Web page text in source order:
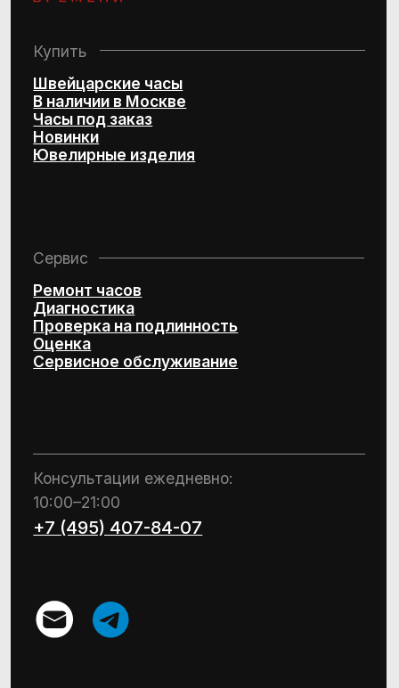
Политика конфиденциальности
Design by Kchtv
© 2016–2025 Project by Royal Store Team
швейцарских часов и эксклюзивных
ювелирных изделий